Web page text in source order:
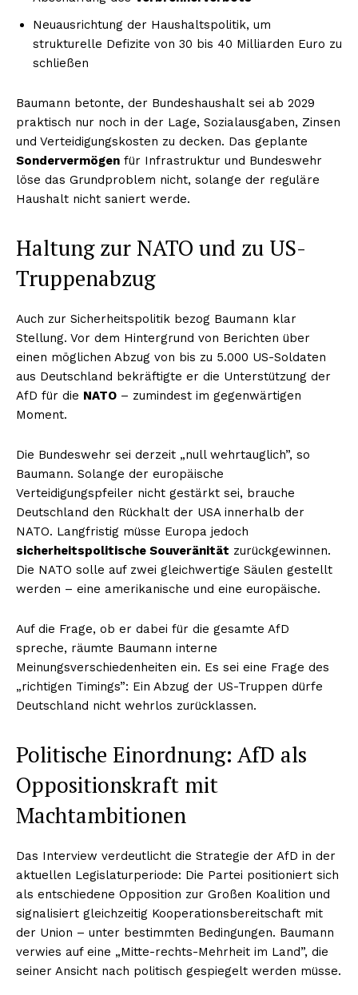
Neuausrichtung der Haushaltspolitik, um
strukturelle Defizite von 30 bis 40 Milliarden Euro zu
schließen
Baumann betonte, der Bundeshaushalt sei ab 2029
praktisch nur noch in der Lage, Sozialausgaben, Zinsen
und Verteidigungskosten zu decken. Das geplante
Sondervermögen für Infrastruktur und Bundeswehr
löse das Grundproblem nicht, solange der reguläre
Haushalt nicht saniert werde.
Haltung zur NATO und zu US-
Truppenabzug
Auch zur Sicherheitspolitik bezog Baumann klar
Stellung. Vor dem Hintergrund von Berichten über
einen möglichen Abzug von bis zu 5.000 US-Soldaten
aus Deutschland bekräftigte er die Unterstützung der
AfD für die NATO – zumindest im gegenwärtigen
Moment.
Die Bundeswehr sei derzeit „null wehrtauglich”, so
Baumann. Solange der europäische
Verteidigungspfeiler nicht gestärkt sei, brauche
Deutschland den Rückhalt der USA innerhalb der
NATO. Langfristig müsse Europa jedoch
sicherheitspolitische Souveränität zurückgewinnen.
Die NATO solle auf zwei gleichwertige Säulen gestellt
werden – eine amerikanische und eine europäische.
Auf die Frage, ob er dabei für die gesamte AfD
spreche, räumte Baumann interne
Meinungsverschiedenheiten ein. Es sei eine Frage des
„richtigen Timings”: Ein Abzug der US-Truppen dürfe
Deutschland nicht wehrlos zurücklassen.
Politische Einordnung: AfD als
Oppositionskraft mit
Machtambitionen
Das Interview verdeutlicht die Strategie der AfD in der
aktuellen Legislaturperiode: Die Partei positioniert sich
als entschiedene Opposition zur Großen Koalition und
signalisiert gleichzeitig Kooperationsbereitschaft mit
der Union – unter bestimmten Bedingungen. Baumann
verwies auf eine „Mitte-rechts-Mehrheit im Land”, die
seiner Ansicht nach politisch gespiegelt werden müsse.